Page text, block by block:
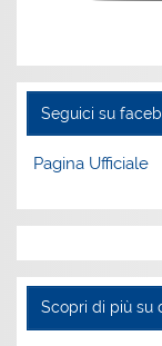
Seguici su
Pagina Ufficiale
Scopri di più su